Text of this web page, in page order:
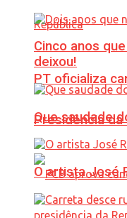
PT oficializa
Presidência da
Cinco anos
deixou!
Que saudade
O artista José